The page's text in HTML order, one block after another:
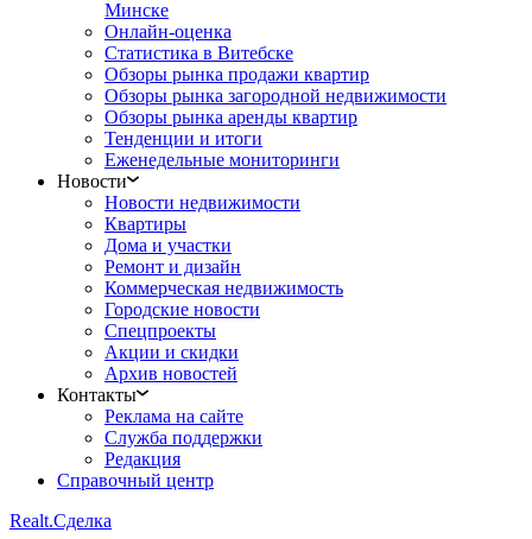
Минске
Онлайн-оценка
Статистика в Витебске
Обзоры рынка продажи квартир
Обзоры рынка загородной недвижимости
Обзоры рынка аренды квартир
Тенденции и итоги
Еженедельные мониторинги
Новости
Новости недвижимости
Квартиры
Дома и участки
Ремонт и дизайн
Коммерческая недвижимость
Городские новости
Спецпроекты
Акции и скидки
Архив новостей
Контакты
Реклама на сайте
Служба поддержки
Редакция
Справочный центр
Realt.Сделка